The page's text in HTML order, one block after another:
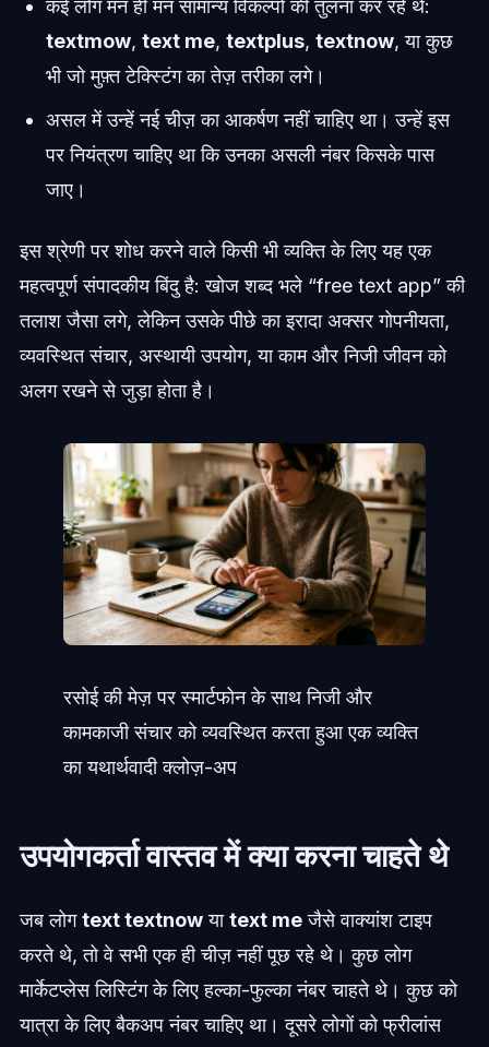
कई लोग मन ही मन सामान्य विकल्पों की तुलना कर रहे थे:
textmow, text me, textplus, textnow, या कुछ
भी जो मुफ़्त टेक्स्टिंग का तेज़ तरीका लगे।
असल में उन्हें नई चीज़ का आकर्षण नहीं चाहिए था। उन्हें इस
पर नियंत्रण चाहिए था कि उनका असली नंबर किसके पास
जाए।
इस श्रेणी पर शोध करने वाले किसी भी व्यक्ति के लिए यह एक
महत्वपूर्ण संपादकीय बिंदु है: खोज शब्द भले “free text app” की
तलाश जैसा लगे, लेकिन उसके पीछे का इरादा अक्सर गोपनीयता,
व्यवस्थित संचार, अस्थायी उपयोग, या काम और निजी जीवन को
अलग रखने से जुड़ा होता है।
रसोई की मेज़ पर स्मार्टफोन के साथ निजी और
कामकाजी संचार को व्यवस्थित करता हुआ एक व्यक्ति
का यथार्थवादी क्लोज़-अप
उपयोगकर्ता वास्तव में क्या करना चाहते थे
जब लोगtext textnowयाtext meजैसे वाक्यांश टाइप
करते थे, तो वे सभी एक ही चीज़ नहीं पूछ रहे थे। कुछ लोग
मार्केटप्लेस लिस्टिंग के लिए हल्का-फुल्का नंबर चाहते थे। कुछ को
यात्रा के लिए बैकअप नंबर चाहिए था। दूसरे लोगों को फ्रीलांस